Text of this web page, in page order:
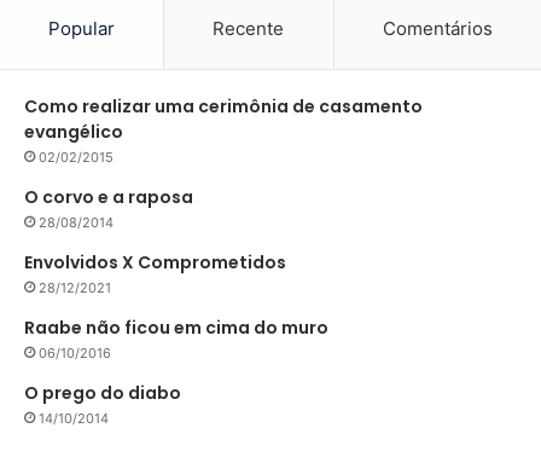
Popular Recente Comentários
Como realizar uma cerimônia de casamento
evangélico
02/02/2015
O corvo e a raposa
28/08/2014
Envolvidos X Comprometidos
28/12/2021
Raabe não ficou em cima do muro
06/10/2016
O prego do diabo
14/10/2014